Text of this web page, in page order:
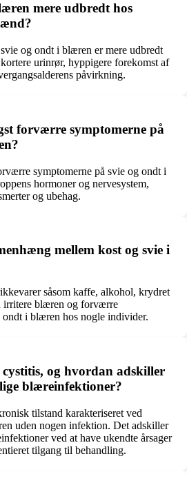
mere udbredt hos
og ondt i blæren er mere udbredt
urinrør, hyppigere forekomst af
påvirkning.
forværre symptomerne på
symptomerne på svie og ondt i
hormoner og nervesystem,
og ubehag.
mellem kost og svie i
såsom kaffe, alkohol, krydret
irritere blæren og forværre
ondt i blæren hos nogle individer.
og hvordan adskiller
blæreinfektioner?
tilstand karakteriseret ved
uden nogen infektion. Det adskiller
ved at have ukendte årsager
tilgang til behandling.